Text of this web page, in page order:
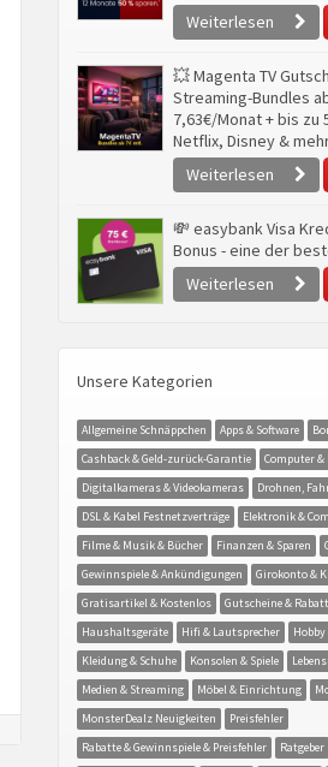
Weiterlesen
💥 Magenta TV
Streaming-Bundles
7,63€/Monat + bis zu
Netflix, Disney &
Weiterlesen
💸 easybank Visa
Bonus - eine der
Weiterlesen
Unsere Kategorien
Allgemeine Schnäppchen Apps & Software
Cashback & Geld-zurück-Garantie
Computer &
Digitalkameras & Videokameras
Drohnen,
DSL & Kabel Festnetzverträge
Elektronik &
Filme & Musik & Bücher
Finanzen & Sparen
Gewinnspiele & Ankündigungen
Girokonto &
Gratisartikel & Kostenlos
Gutscheine &
Haushaltsgeräte
Hifi & Lautsprecher
Kleidung & Schuhe
Konsolen & Spiele
Medien & Streaming
Möbel & Einrichtung
MonsterDealz Neuigkeiten
Preisfehler
Rabatte & Gewinnspiele & Preisfehler
Ratgeber